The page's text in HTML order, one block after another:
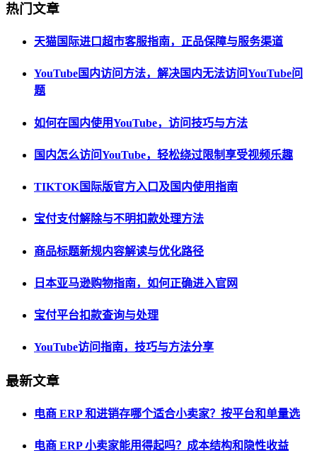
热门文章
天猫国际进口超市客服指南，正品保障与服务渠道
YouTube国内访问方法，解决国内无法访问YouTube问
题
如何在国内使用YouTube，访问技巧与方法
国内怎么访问YouTube，轻松绕过限制享受视频乐趣
TIKTOK国际版官方入口及国内使用指南
宝付支付解除与不明扣款处理方法
商品标题新规内容解读与优化路径
日本亚马逊购物指南，如何正确进入官网
宝付平台扣款查询与处理
YouTube访问指南，技巧与方法分享
最新文章
电商 ERP 和进销存哪个适合小卖家？按平台和单量选
电商 ERP 小卖家能用得起吗？成本结构和隐性收益